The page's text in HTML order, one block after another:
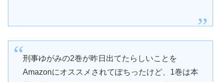
刑事ゆがみの2巻が昨日出てたらしいことを
Amazonにオススメされてぽちったけど、1巻は本